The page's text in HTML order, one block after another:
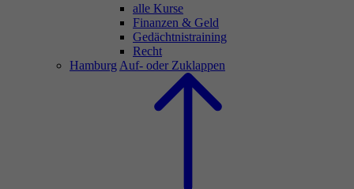
alle Kurse
Finanzen & Geld
Gedächtnistraining
Recht
Hamburg Auf- oder Zuklappen